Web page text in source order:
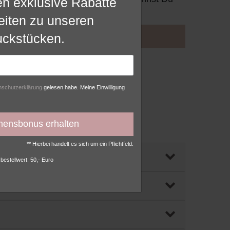
Erfahre hier mehr über uns!
das
Weitere Einstellungen
zu unseren
gelesen habe. Meine Einwilligung
erhalten
** Hierbei handelt es sich um ein Pflichtfeld.
50,- Euro